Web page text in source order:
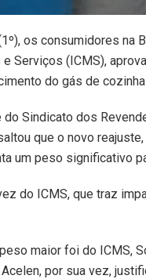
os consumidores na
Serviços (ICMS),
do gás de
Sindicato dos
que o novo
um peso significativo
do ICMS, que traz
maior foi do ICMS,
por sua vez,